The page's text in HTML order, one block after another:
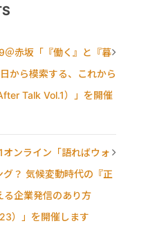
＠赤坂「『働く』と『暮
から模索する、これから
Talk Vol.1）」を開催
オンライン「語ればウォ
？ 気候変動時代の『正
る企業発信のあり方
）」を開催します